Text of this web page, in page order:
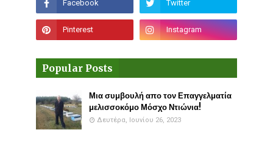
Popular Posts
Μια συμβουλή απο τον Επαγγελματία
μελισσοκόμο Μόσχο Ντιώνια!
Δευτέρα, Ιουνίου 26, 2023